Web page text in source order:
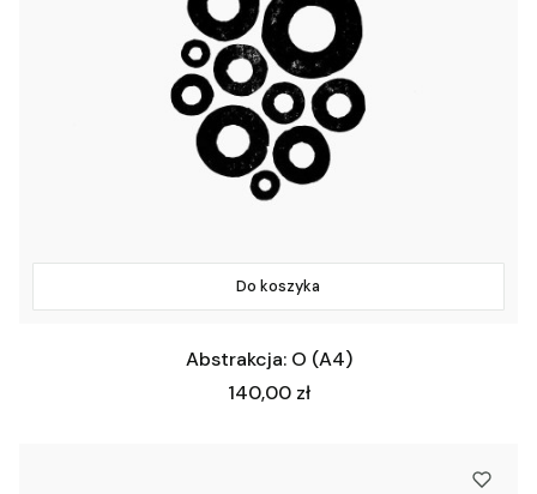
Do koszyka
Abstrakcja: O (A4)
Cena
140,00 zł